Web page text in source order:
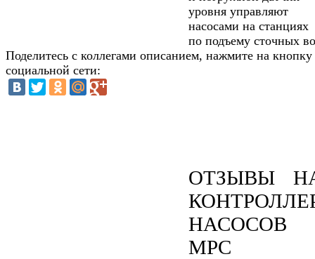
уровня управляют
насосами на станциях
по подъему сточных
Поделитесь с коллегами описанием, нажмите на кнопку
социальной сети:
ОТЗЫВЫ
НАСОСОВ
MPC